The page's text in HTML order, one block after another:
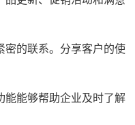
密的联系。分享客户的使
能能够帮助企业及时了解